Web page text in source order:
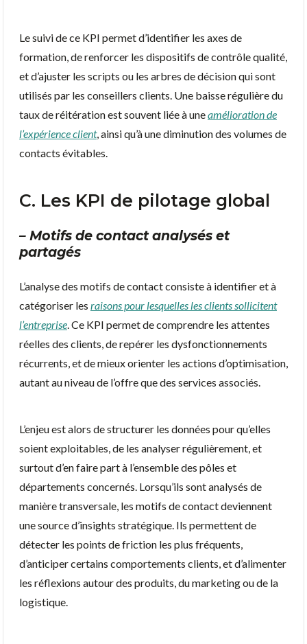
Le suivi de ce KPI permet d’identifier les axes de
formation, de renforcer les dispositifs de contrôle qualité,
et d’ajuster les scripts ou les arbres de décision qui sont
utilisés par les conseillers clients. Une baisse régulière du
taux de réitération est souvent liée à uneamélioration de
l’expérience client, ainsi qu’à une diminution des volumes de
contacts évitables.
C. Les KPI de pilotage global
– Motifs de contact analysés et
partagés
L’analyse des motifs de contact consiste à identifier et à
catégoriser les raisons pour lesquelles les clients sollicitent
l’entreprise . Ce KPI permet de comprendre les attentes
réelles des clients, de repérer les dysfonctionnements
récurrents, et de mieux orienter les actions d’optimisation,
autant au niveau de l’offre que des services associés.
L’enjeu est alors de structurer les données pour qu’elles
soient exploitables, de les analyser régulièrement, et
surtout d’en faire part à l’ensemble des pôles et
départements concernés. Lorsqu’ils sont analysés de
manière transversale, les motifs de contact deviennent
une source d’insights stratégique. Ils permettent de
détecter les points de friction les plus fréquents,
d’anticiper certains comportements clients, et d’alimenter
les réflexions autour des produits, du marketing ou de la
logistique.